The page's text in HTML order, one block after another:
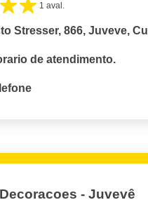
1 aval.
Stresser, 866, Juveve,
de atendimento.
- Juvevê